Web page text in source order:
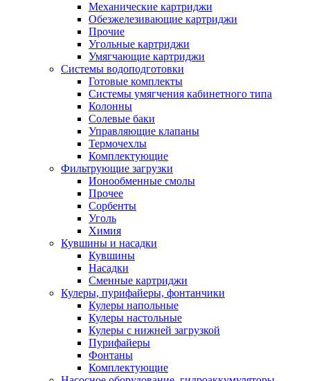
Механические картриджи
Обезжелезивающие картриджи
Прочие
Угольные картриджи
Умягчающие картриджи
Системы водоподготовки
Готовые комплекты
Системы умягчения кабинетного типа
Колонны
Солевые баки
Управляющие клапаны
Термочехлы
Комплектующие
Фильтрующие загрузки
Ионообменные смолы
Прочее
Сорбенты
Уголь
Химия
Кувшины и насадки
Кувшины
Насадки
Сменные картриджи
Кулеры, пурифайеры, фонтанчики
Кулеры напольные
Кулеры настольные
Кулеры с нижней загрузкой
Пурифайеры
Фонтаны
Комплектующие